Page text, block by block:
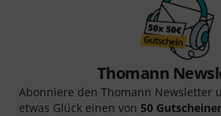
Thomann
Abonniere den Thomann Newsletter
etwas Glück einen von 50